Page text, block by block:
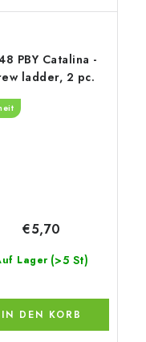
PBY Catalina -
ladder, 2 pc.
Lager (>5 St)
€5,70
IN DEN KORB